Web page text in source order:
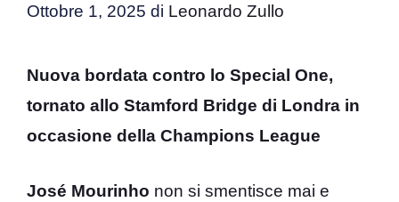
Ottobre 1, 2025 di Leonardo Zullo
Nuova bordata contro lo Special One,
tornato allo Stamford Bridge di Londra in
occasione della Champions League
José Mourinho non si smentisce mai e